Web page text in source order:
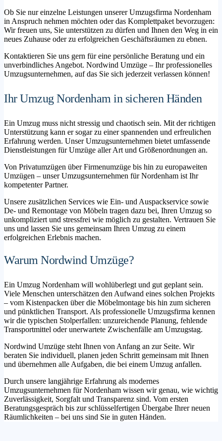
Ob Sie nur einzelne Leistungen unserer Umzugsfirma Nordenham
in Anspruch nehmen möchten oder das Komplettpaket bevorzugen:
Wir freuen uns, Sie unterstützen zu dürfen und Ihnen den Weg in ein
neues Zuhause oder zu erfolgreichen Geschäftsräumen zu ebnen.
Kontaktieren Sie uns gern für eine persönliche Beratung und ein
unverbindliches Angebot. Nordwind Umzüge – Ihr professionelles
Umzugsunternehmen, auf das Sie sich jederzeit verlassen können!
Ihr Umzug Nordenham in sicheren Händen
Ein Umzug muss nicht stressig und chaotisch sein. Mit der richtigen
Unterstützung kann er sogar zu einer spannenden und erfreulichen
Erfahrung werden. Unser Umzugsunternehmen bietet umfassende
Dienstleistungen für Umzüge aller Art und Größenordnungen an.
Von Privatumzügen über Firmenumzüge bis hin zu europaweiten
Umzügen – unser Umzugsunternehmen für Nordenham ist Ihr
kompetenter Partner.
Unsere zusätzlichen Services wie Ein- und Auspackservice sowie
De- und Remontage von Möbeln tragen dazu bei, Ihren Umzug so
unkompliziert und stressfrei wie möglich zu gestalten. Vertrauen Sie
uns und lassen Sie uns gemeinsam Ihren Umzug zu einem
erfolgreichen Erlebnis machen.
Warum Nordwind Umzüge?
Ein Umzug Nordenham will wohlüberlegt und gut geplant sein.
Viele Menschen unterschätzen den Aufwand eines solchen Projekts
– vom Kistenpacken über die Möbelmontage bis hin zum sicheren
und pünktlichen Transport. Als professionelle Umzugsfirma kennen
wir die typischen Stolperfallen: unzureichende Planung, fehlende
Transportmittel oder unerwartete Zwischenfälle am Umzugstag.
Nordwind Umzüge steht Ihnen von Anfang an zur Seite. Wir
beraten Sie individuell, planen jeden Schritt gemeinsam mit Ihnen
und übernehmen alle Aufgaben, die bei einem Umzug anfallen.
Durch unsere langjährige Erfahrung als modernes
Umzugsunternehmen für Nordenham wissen wir genau, wie wichtig
Zuverlässigkeit, Sorgfalt und Transparenz sind. Vom ersten
Beratungsgespräch bis zur schlüsselfertigen Übergabe Ihrer neuen
Räumlichkeiten – bei uns sind Sie in guten Händen.